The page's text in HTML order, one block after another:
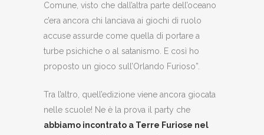
Comune, visto che dall’altra parte dell’oceano
c’era ancora chi lanciava ai giochi di ruolo
accuse assurde come quella di portare a
turbe psichiche o al satanismo. E così ho
proposto un gioco sull’Orlando Furioso”.
Tra l’altro, quell’edizione viene ancora giocata
nelle scuole! Ne è la prova il party che
abbiamo incontrato a Terre Furiose nel